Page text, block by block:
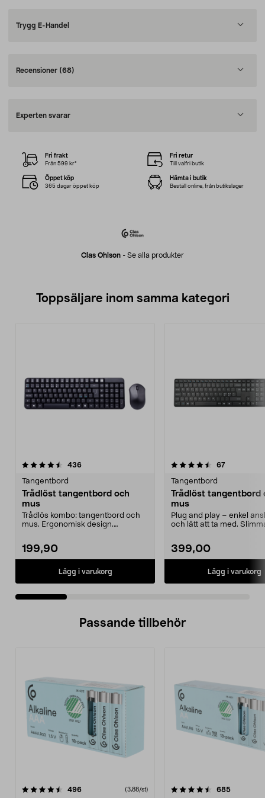
Trygg E-Handel
Recensioner (68)
Experten svarar
Clas Ohlson - Se alla produkter
Fri frakt
Från 599 kr*
Fri retur
Till valfri butik
Öppet köp
365 dagar öppet köp
Hämta i butik
Beställ online, från butikslager
Toppsäljare inom samma kategori
436recensioner
Tangentbord
Trådlöst tangentbord och
mus
Trådlös kombo: tangentbord och
mus. Ergonomisk design.
199,90
Lägg i varukorg
4.5 av 5 stjärnor 67recensioner
Tangentbord
Trådlöst tangentbord
mus
Plug and play – enkel
och lätt att ta med.
399,00
Lägg i varukorg
4.5 av 5 stjärnor
Passande tillbehör
496recensioner (3,88/st)
4.5av 5 stjärnor 685
4.5av 5 stjärnor